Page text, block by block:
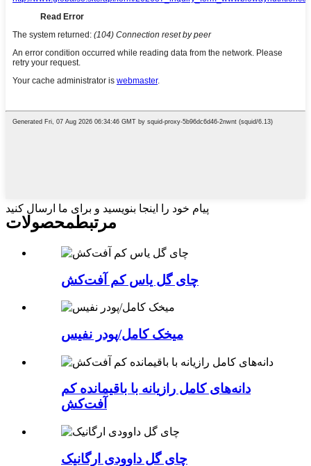
پیام خود را اینجا بنویسید و برای ما ارسال کنید
مرتبطمحصولات
چای گل یاس کم آفت‌کش
میخک کامل/پودر نفیس
دانه‌های کامل رازیانه با باقیمانده کم
آفت‌کش
چای گل داوودی ارگانیک